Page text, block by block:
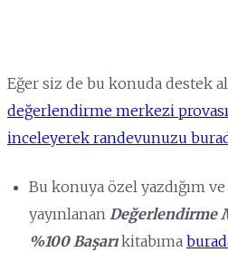
Eğer siz de bu konuda destek
değerlendirme merkezi
inceleyerek randevunuzu
Bu konuya özel yazdığım ve
yayınlanan Değerlendirme
%100 Başarıkitabıma